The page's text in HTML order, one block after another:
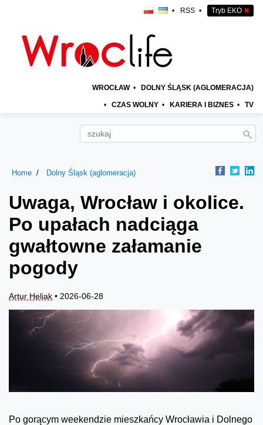
• RSS • Tryb EKO ✖
WROCŁAW • DOLNY ŚLĄSK (AGLOMERACJA)
• CZAS WOLNY • KARIERA I BIZNES • TV
Home Dolny Śląsk (aglomeracja)
Uwaga, Wrocław i okolice.
Po upałach nadciąga
gwałtowne załamanie
pogody
Artur Heliak • 2026-06-28
Po gorącym weekendzie mieszkańcy Wrocławia i Dolnego